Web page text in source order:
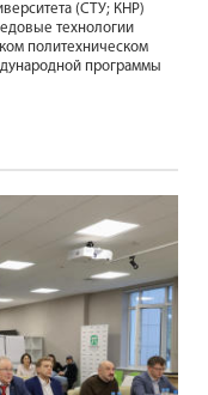
(СТУ; КНР)
технологии
политехническом
программы